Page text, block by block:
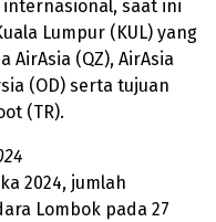
saat ini
Lumpur (KUL) yang
AirAsia (QZ), AirAsia
(OD) serta tujuan
(TR).
2024, jumlah
Lombok pada 27